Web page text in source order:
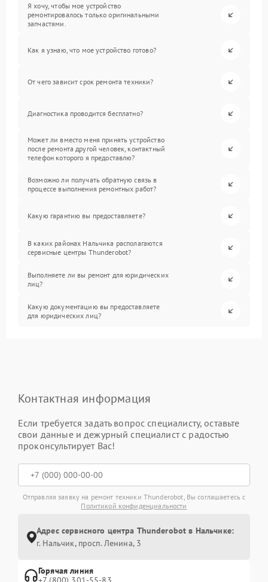
Я хочу, чтобы мое устройство
ремонтировалось только оригинальными
запчастями.
Как я узнаю, что мое устройство готово?
От чего зависит срок ремонта техники?
Диагностика проводится бесплатно?
Может ли вместо меня принять устройство
после ремонта другой человек, контактный
телефон которого я предоставлю?
Возможно ли получать обратную связь в
процессе выполнения ремонтных работ?
Какую гарантию вы предоставляете?
В каких районах Нальчика располагаются
сервисные центры Thunderobot?
Выполняете ли вы ремонт для юридических
лиц?
Какую документацию вы предоставляете
для юридических лиц?
Контактная информация
Если требуется задать вопрос специалисту, оставьте
свои данные и дежурный специалист с радостью
проконсультирует Вас!
Отправляя заявку на ремонт техники Thunderobot, Вы соглашаетесь с
Политикой конфиденциальности
Адрес сервисного центра Thunderobot в Нальчике:
г. Нальчик, просп. Ленина, 3
Горячая линия